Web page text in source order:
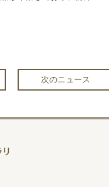
次のニュース